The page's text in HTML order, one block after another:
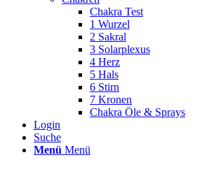
Chakra Test
1 Wurzel
2 Sakral
3 Solarplexus
4 Herz
5 Hals
6 Stirn
7 Kronen
Chakra Öle & Sprays
Login
Suche
Menü Menü